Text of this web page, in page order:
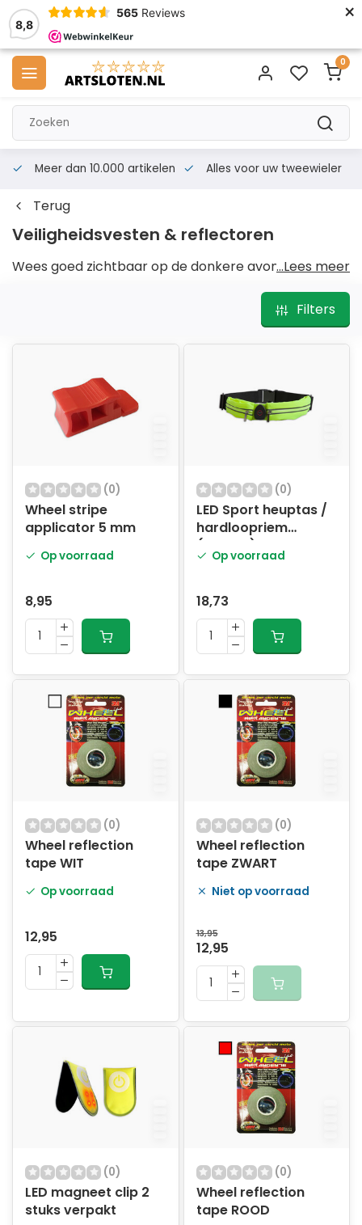
8,8
565 Reviews ×
0
Meer dan 10.000 artikelen Alles voor uw tweewieler
Terug
Veiligheidsvesten & reflectoren
Wees goed zichtbaar op de donkere avonden met
...Lees meer
Filters
(0)
Wheel stripe
applicator 5 mm
Op voorraad
8,95
(0)
LED Sport heuptas /
hardloopriem
(dubbel) USB
Op voorraad
18,73
(0)
Wheel reflection
tape WIT
Op voorraad
12,95
(0)
Wheel reflection
tape ZWART
Niet op voorraad
13,95
12,95
(0)
LED magneet clip 2
stuks verpakt
(0)
Wheel reflection
tape ROOD